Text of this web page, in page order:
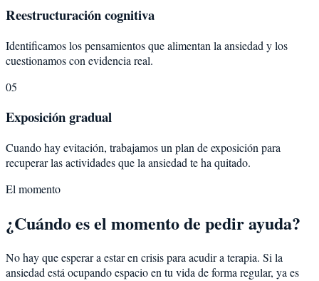
Reestructuración cognitiva
Identificamos los pensamientos que alimentan la ansiedad y los
cuestionamos con evidencia real.
05
Exposición gradual
Cuando hay evitación, trabajamos un plan de exposición para
recuperar las actividades que la ansiedad te ha quitado.
El momento
¿Cuándo es el momento de pedir ayuda?
No hay que esperar a estar en crisis para acudir a terapia. Si la
ansiedad está ocupando espacio en tu vida de forma regular, ya es